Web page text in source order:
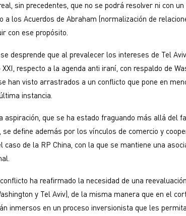
sin precedentes, que no se podrá resolver ni con
a los Acuerdos de Abraham (normalización de
con ese propósito.
desprende que al prevalecer los intereses de Tel
respecto a la agenda anti iraní, con respaldo de
han visto arrastrados a un conflicto que pone en
instancia.
aspiración, que se ha estado fraguando más allá del
se define además por los vínculos de comercio y
caso de la RP China, con la que se mantiene una
ha reafirmado la necesidad de una
y Tel Aviv), de la misma manera que en el
inmersos en un proceso inversionista que les